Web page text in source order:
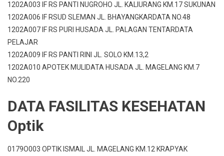
1202A003 IF RS PANTI NUGROHO JL. KALIURANG KM.17 SUKUNAN
1202A006 IF RSUD SLEMAN JL. BHAYANGKARDATA NO.48
1202A007 IF RS PURI HUSADA JL. PALAGAN TENTARDATA
PELAJAR
1202A009 IF RS PANTI RINI JL. SOLO KM.13,2
1202A010 APOTEK MULIDATA HUSADA JL. MAGELANG KM.7
NO.220
DATA FASILITAS KESEHATAN
Optik
0179O003 OPTIK ISMAIL JL. MAGELANG KM.12 KRAPYAK